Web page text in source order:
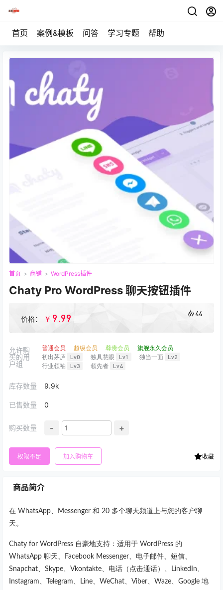
首页 案例&模板 问答 学习专题 帮助
首页 > 商铺 > WordPress插件
Chaty Pro WordPress 聊天按钮插件
价格： ￥ 9.99 44
允许购
买的用
户组
普通会员 超级会员 尊贵会员
旗舰永久会员
初出茅庐
Lv0 独具慧眼 Lv1 独当一面
Lv2
行业领袖
Lv3 领先者 Lv4
库存数量 9.9k
已售数量 0
购买数量 - +
权限不足 加入购物车 收藏
商品简介
在 WhatsApp、Messenger 和 20 多个聊天频道上与您的客户聊
天。
Chaty for WordPress 自豪地支持：适用于 WordPress 的
WhatsApp 聊天、Facebook Messenger、电子邮件、短信、
Snapchat、Skype、Vkontakte、电话（点击通话）、LinkedIn、
Instagram、Telegram、Line、WeChat、Viber、Waze、Google 地